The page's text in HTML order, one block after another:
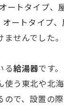
ートタイプ、
ートタイプ
せんでした。
る給湯器です。
う東北や北
で、設置の